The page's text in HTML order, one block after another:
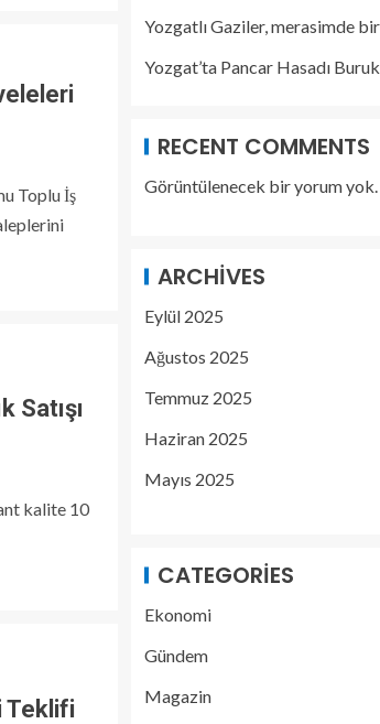
Toplu İş
Satışı
kalite 10
Teklifi
Yozgatlı Gaziler, merasimde
Yozgat’ta Pancar Hasadı
RECENT COMMENTS
Görüntülenecek bir yorum yok.
ARCHIVES
Eylül 2025
Ağustos 2025
Temmuz 2025
Haziran 2025
Mayıs 2025
CATEGORIES
Ekonomi
Gündem
Magazin